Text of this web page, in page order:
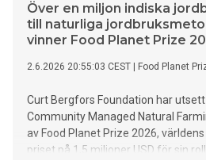
Över en miljon indiska
till naturliga
vinner Food Planet Prize
2.6.2026 20:55:03 CEST Food Planet
Curt Bergfors Foundation har
Community Managed Natural
av Food Planet Prize 2026,
priset på 1,5 miljoner USD för sin